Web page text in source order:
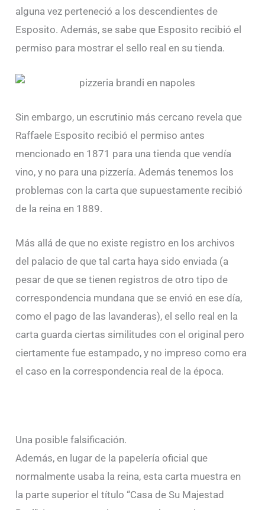
alguna vez perteneció a los descendientes de
Esposito. Además, se sabe que Esposito recibió el
permiso para mostrar el sello real en su tienda.
Sin embargo, un escrutinio más cercano revela que
Raffaele Esposito recibió el permiso antes
mencionado en 1871 para una tienda que vendía
vino, y no para una pizzería. Además tenemos los
problemas con la carta que supuestamente recibió
de la reina en 1889.
Más allá de que no existe registro en los archivos
del palacio de que tal carta haya sido enviada (a
pesar de que se tienen registros de otro tipo de
correspondencia mundana que se envió en ese día,
como el pago de las lavanderas), el sello real en la
carta guarda ciertas similitudes con el original pero
ciertamente fue estampado, y no impreso como era
el caso en la correspondencia real de la época.
Una posible falsificación.
Además, en lugar de la papelería oficial que
normalmente usaba la reina, esta carta muestra en
la parte superior el título “Casa de Su Majestad